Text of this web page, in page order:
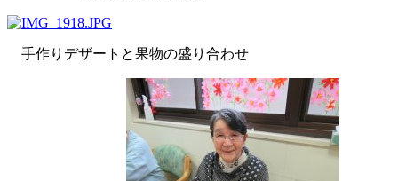
手作りデザートと果物の盛り合わせ